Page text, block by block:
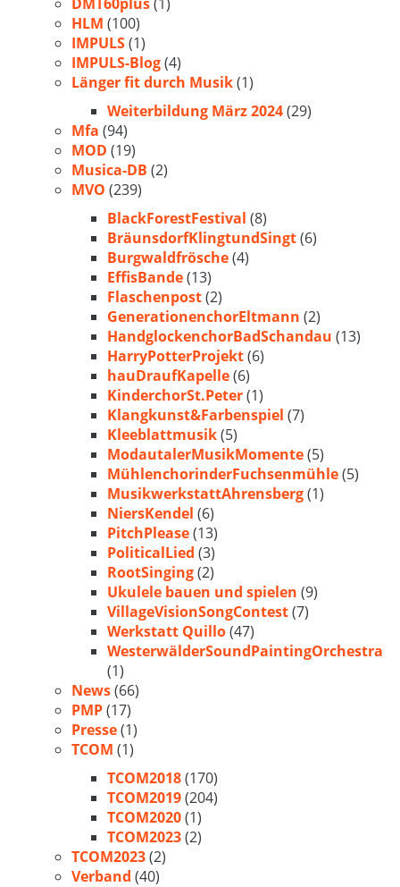
HLM (100)
IMPULS(1)
IMPULS-Blog(4)
Länger fit durch Musik(1)
Weiterbildung März 2024(29)
Mfa (94)
MOD (19)
Musica-DB (2)
MVO (239)
BlackForestFestival (8)
BräunsdorfKlingtundSingt(6)
Burgwaldfrösche(4)
EffisBande(13)
Flaschenpost(2)
GenerationenchorEltmann (2)
HandglockenchorBadSchandau (13)
HarryPotterProjekt(6)
hauDraufKapelle(6)
KinderchorSt.Peter(1)
Klangkunst&Farbenspiel (7)
Kleeblattmusik(5)
ModautalerMusikMomente(5)
MühlenchorinderFuchsenmühle(5)
MusikwerkstattAhrensberg(1)
NiersKendel (6)
PitchPlease(13)
PoliticalLied (3)
RootSinging(2)
Ukulele bauen und spielen (9)
VillageVisionSongContest(7)
Werkstatt Quillo(47)
WesterwälderSoundPaintingOrchestra
(1)
News(66)
PMP(17)
Presse(1)
TCOM (1)
TCOM2018(170)
TCOM2019(204)
TCOM2020(1)
TCOM2023(2)
TCOM2023(2)
Verband (40)